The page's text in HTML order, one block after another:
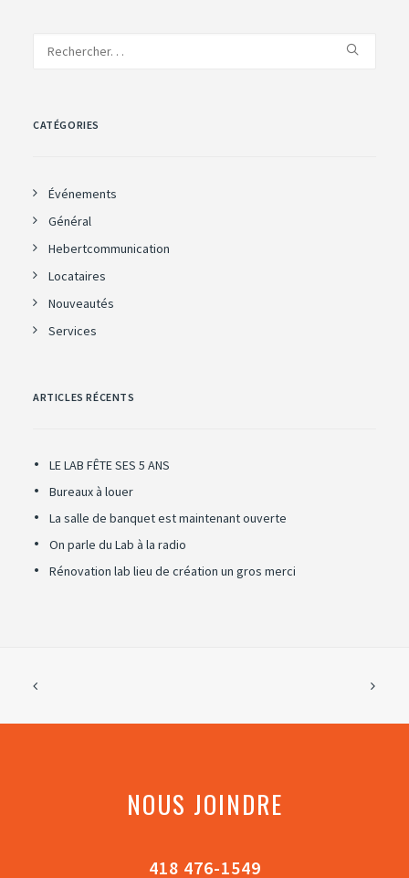
CATÉGORIES
Événements
Général
Hebertcommunication
Locataires
Nouveautés
Services
ARTICLES RÉCENTS
LE LAB FÊTE SES 5 ANS
Bureaux à louer
La salle de banquet est maintenant ouverte
On parle du Lab à la radio
Rénovation lab lieu de création un gros merci
NOUS JOINDRE
418 476-1549